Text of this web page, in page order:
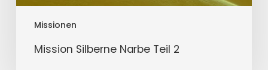
Missionen
Mission Silberne Narbe Teil 2